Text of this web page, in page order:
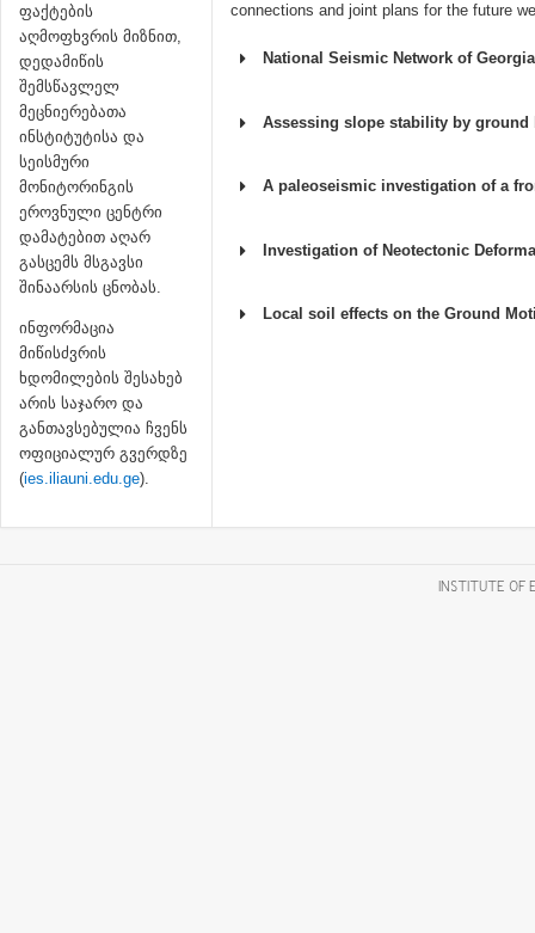
ფაქტების
აღმოფხვრის მიზნით,
დედამიწის
შემსწავლელ
მეცნიერებათა
ინსტიტუტისა და
სეისმური
მონიტორინგის
ეროვნული ცენტრი
დამატებით აღარ
გასცემს მსგავსი
შინაარსის ცნობას.
ინფორმაცია
მიწისძვრის
ხდომილების შესახებ
არის საჯარო და
განთავსებულია ჩვენს
ოფიციალურ გვერდზე
(ies.iliauni.edu.ge).
connections and joint plans for the future
National Seismic Network of Georgia
Assessing slope stability by ground
A paleoseismic investigation of a
Investigation of Neotectonic
Local soil effects on the Ground
INSTITUTE OF